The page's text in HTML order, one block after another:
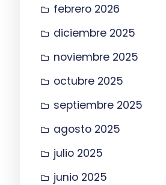
febrero 2026
diciembre 2025
noviembre 2025
octubre 2025
septiembre 2025
agosto 2025
julio 2025
junio 2025